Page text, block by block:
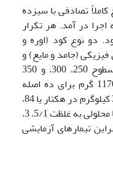
تصادفی با سیزده
اجرا در آمد. هر تکرار
دو نوع کود (اوره و
(جامد و مایع) و
هریک در سه سطح (فرم جامد در سطوح 250، 300، و 350
کیلوگرم در هکتار یا 840، 1000، و 1170 گرم برای ده اصله
درخت، فرم مایع در سطوح 25، 30 و 35 کیلوگرم در هکتار یا 84،
100، و 117 گرم برای ده اصله درخت یا محلولی به غلظت 5/1، 3،
تیمار‌های آزمایشی